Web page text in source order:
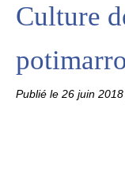
Culture
Publié le 26 juin 2018